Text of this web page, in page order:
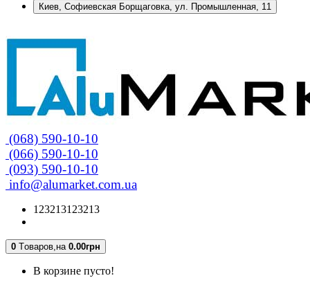
Киев, Софиевская Борщаговка, ул. Промышленная, 11
(068) 590-10-10
(066) 590-10-10
(093) 590-10-10
info@alumarket.com.ua
123213123213
0 Tоваров, на 0.00грн
В корзине пусто!